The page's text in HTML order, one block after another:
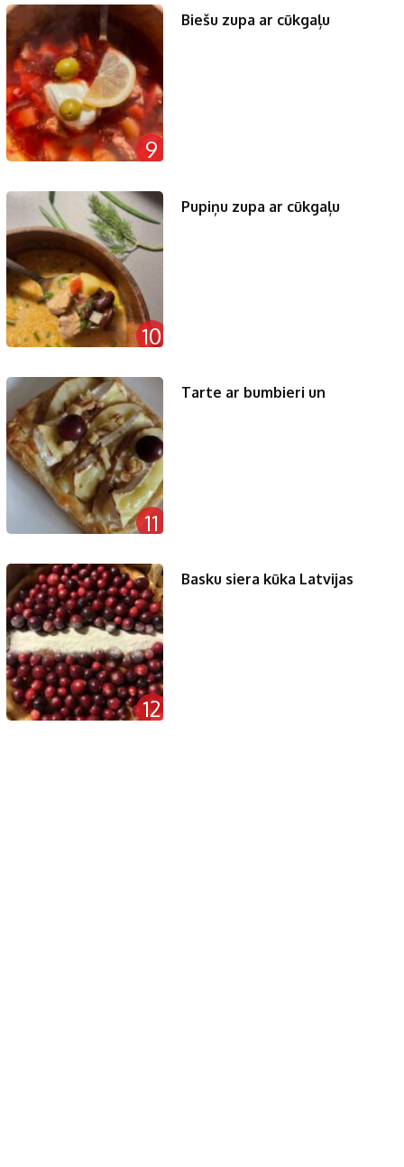
9
Biešu zupa ar cūkgaļu
10
Pupiņu zupa ar cūkgaļu
11
Tarte ar bumbieri un
12
Basku siera kūka Latvijas